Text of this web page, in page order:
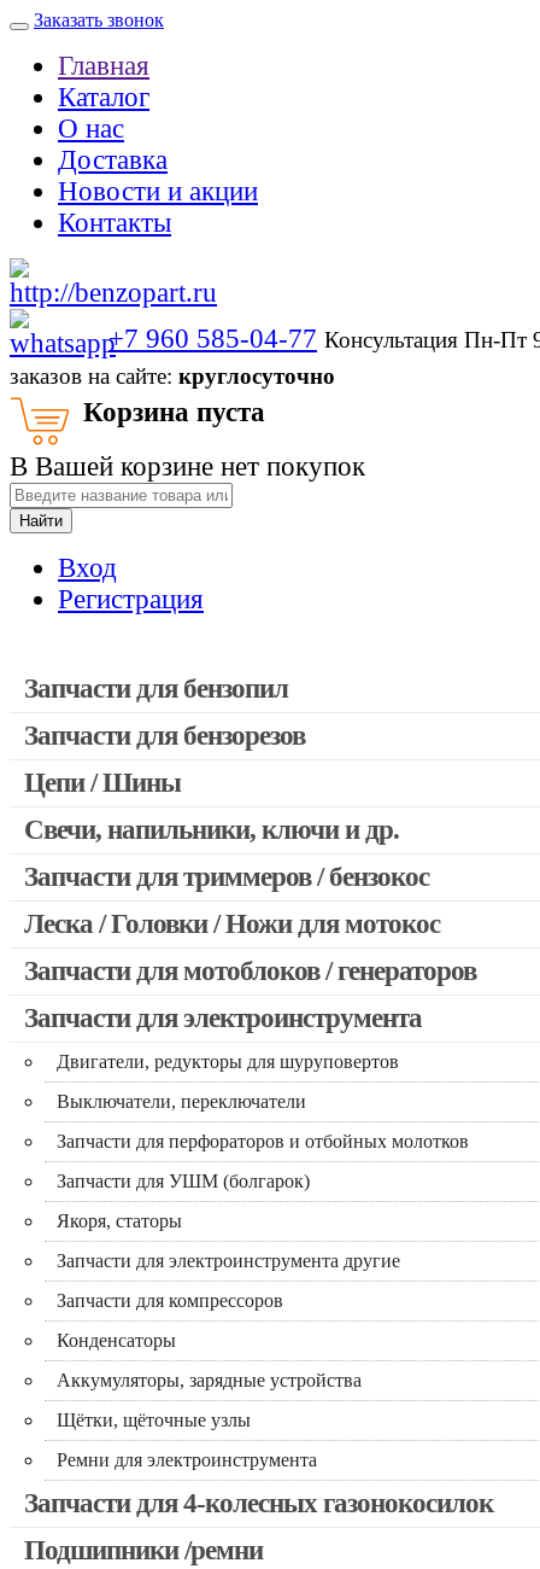
Заказать звонок
Главная
Каталог
О нас
Доставка
Новости и акции
Контакты
+7 960 585-04-77 Консультация Пн-
заказов на сайте: круглосуточно
Корзина пуста
В Вашей корзине нет покупок
Найти
Вход
Регистрация
Запчасти для бензопил
Запчасти для бензопил Stihl
Запчасти для бензопил Husqvarna, Partner
Запчасти для бензопил Oleo-mac, Echo и др.
Запчасти для бензорезов
Цепи / Шины
Свечи, напильники, ключи и др.
Запчасти для триммеров / бензокос
Запчасти для Китайских триммеров
Запчасти для мотокос Stihl / Husqvarna / Oleo-mac / Echo и
Леска / Головки / Ножи для мотокос
Запчасти для мотоблоков / генераторов
Запчасти для электроинструмента
Двигатели, редукторы для шуруповертов
Выключатели, переключатели
Запчасти для перфораторов и отбойных молотков
Запчасти для УШМ (болгарок)
Якоря, статоры
Запчасти для электроинструмента другие
Запчасти для компрессоров
Конденсаторы
Аккумуляторы, зарядные устройства
Щётки, щёточные узлы
Ремни для электроинструмента
Запчасти для 4-колесных газонокосилок
Подшипники /ремни